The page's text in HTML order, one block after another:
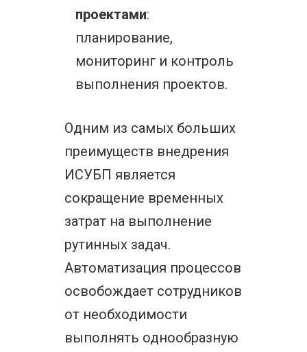
проектами:
планирование,
мониторинг и контроль
выполнения проектов.
Одним из самых больших
преимуществ внедрения
ИСУБП является
сокращение временных
затрат на выполнение
рутинных задач.
Автоматизация процессов
освобождает сотрудников
от необходимости
выполнять однообразную